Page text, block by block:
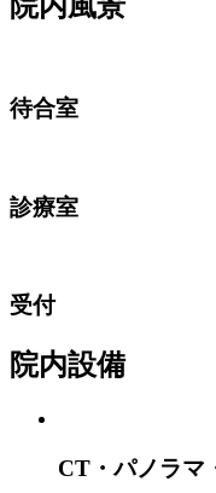
待合室
診療室
受付
院内設備
CT・パノラマ